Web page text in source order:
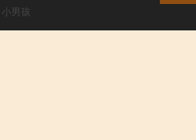
小男孩